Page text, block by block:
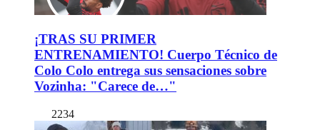
¡TRAS SU PRIMER
ENTRENAMIENTO! Cuerpo Técnico de
Colo Colo entrega sus sensaciones sobre
Vozinha: "Carece de…"
2234